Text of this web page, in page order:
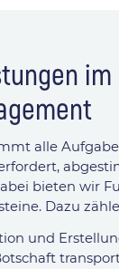
im
alle
bieten wir
Dazu
und